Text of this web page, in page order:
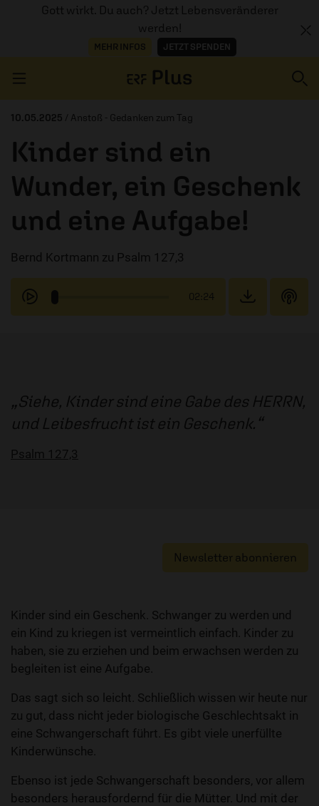
Gott wirkt. Du auch? Jetzt Lebensveränderer
werden!
MEHR INFOS JETZT SPENDEN
AUDIOTHEK
PROGRAMM
MITMACHEN
PODCASTS
10.05.2025 / Anstoß - Gedanken zum Tag
Kinder sind ein
Wunder, ein Geschenk
und eine Aufgabe!
Bernd Kortmann zu Psalm 127,3
02:24
Siehe, Kinder sind eine Gabe des HERRN,
und Leibesfrucht ist ein Geschenk.
Psalm 127,3
Newsletter abonnieren
Kinder sind ein Geschenk. Schwanger zu werden und
ein Kind zu kriegen ist vermeintlich einfach. Kinder zu
haben, sie zu erziehen und beim erwachsen werden zu
begleiten ist eine Aufgabe.
Das sagt sich so leicht. Schließlich wissen wir heute nur
zu gut, dass nicht jeder biologische Geschlechtsakt in
eine Schwangerschaft führt. Es gibt viele unerfüllte
Kinderwünsche.
Ebenso ist jede Schwangerschaft besonders, vor allem
besonders herausfordernd für die Mütter. Und mit der